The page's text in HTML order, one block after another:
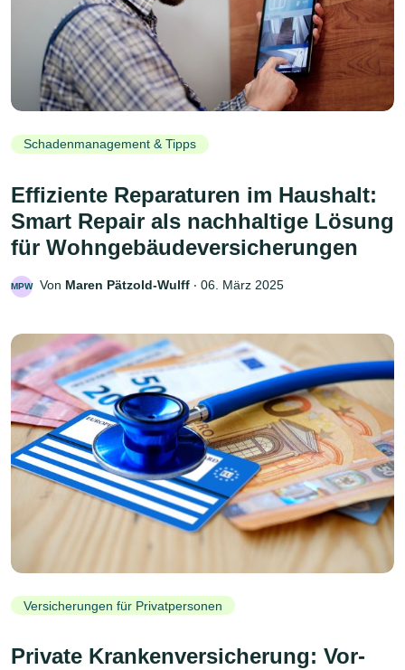
Schadenmanagement & Tipps
Effiziente Reparaturen im Haushalt:
Smart Repair als nachhaltige Lösung
für Wohngebäudeversicherungen
MPW Von Maren Pätzold-Wulff ‧ 06. März 2025
Versicherungen für Privatpersonen
Private Krankenversicherung: Vor-